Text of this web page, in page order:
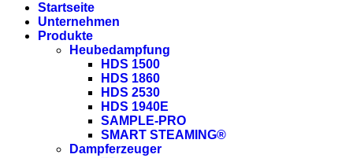
Startseite
Unternehmen
Produkte
Heubedampfung
HDS 1500
HDS 1860
HDS 2530
HDS 1940E
SAMPLE-PRO
SMART STEAMING®
Dampferzeuger